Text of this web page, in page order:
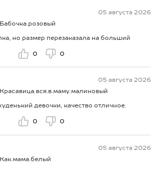
05 августа 2026
Бабочка.розовый
но размер перезаказала на больший
0 0
05 августа 2026
Красавица.вся.в.маму.малиновый
девочки, качество отличное.
0 0
05 августа 2026
Как.мама.белый